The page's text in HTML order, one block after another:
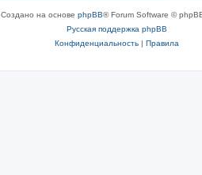
Создано на основе phpBB® Forum Software ©
Русская поддержка phpBB
Конфиденциальность | Правила